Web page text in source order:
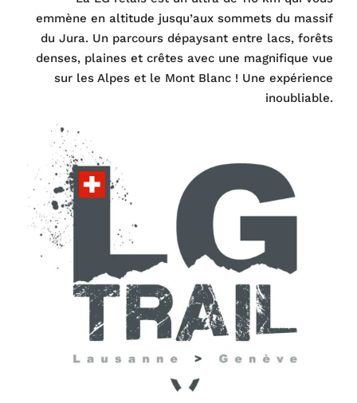
emmène en altitude jusqu’aux sommets du massif
du Jura. Un parcours dépaysant entre lacs, forêts
denses, plaines et crêtes avec une magnifique vue
sur les Alpes et le Mont Blanc ! Une expérience
inoubliable.